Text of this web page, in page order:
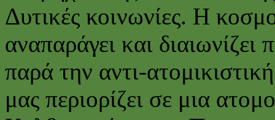
Δυτικές κοινωνίες. Η
αναπαράγει και διαιωνίζει
παρά την αντι-
μας περιορίζει σε μια